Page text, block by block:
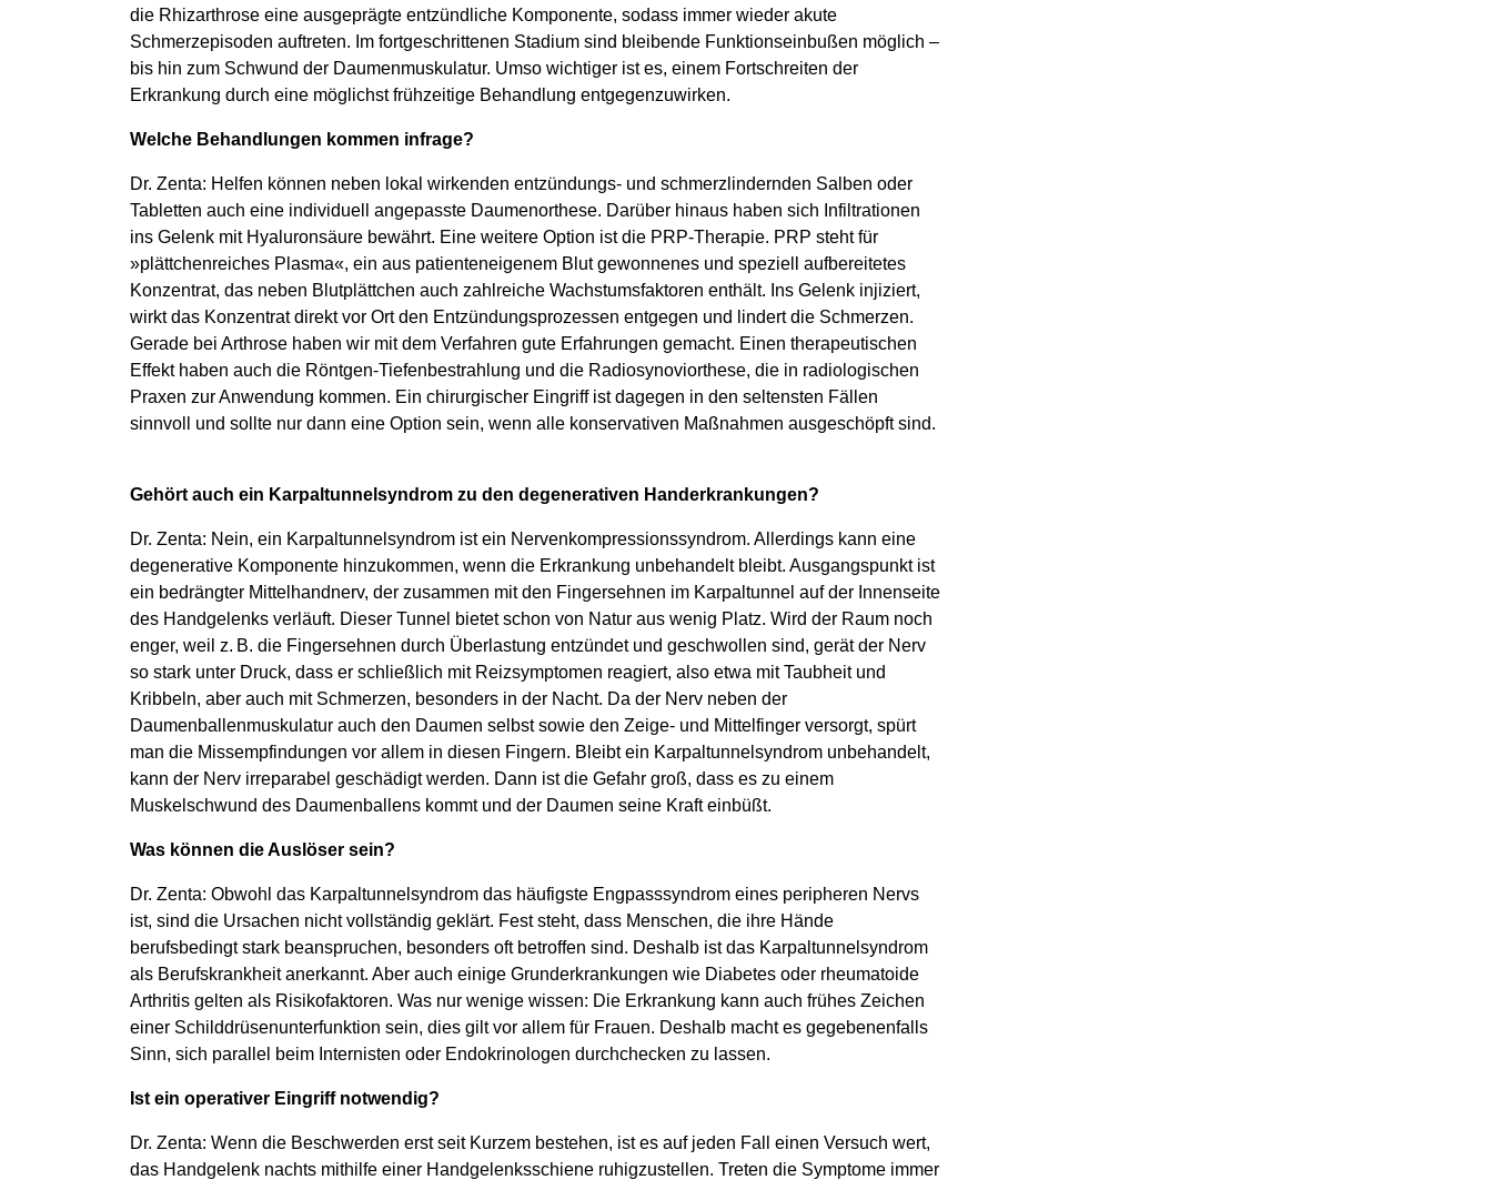
die Rhizarthrose eine ausgeprägte entzündliche Komponente, sodass immer wieder akute
Schmerzepisoden auftreten. Im fortgeschrittenen Stadium sind bleibende Funktionseinbußen möglich –
bis hin zum Schwund der Daumenmuskulatur. Umso wichtiger ist es, einem Fortschreiten der
Erkrankung durch eine möglichst frühzeitige Behandlung entgegenzuwirken.
Welche Behandlungen kommen infrage?
Dr. Zenta: Helfen können neben lokal wirkenden entzündungs- und schmerzlindernden Salben oder
Tabletten auch eine individuell angepasste Daumenorthese. Darüber hinaus haben sich Infiltrationen
ins Gelenk mit Hyaluronsäure bewährt. Eine weitere Option ist die PRP-Therapie. PRP steht für
»plättchenreiches Plasma«, ein aus patienteneigenem Blut gewonnenes und speziell aufbereitetes
Konzentrat, das neben Blutplättchen auch zahlreiche Wachstumsfaktoren enthält. Ins Gelenk injiziert,
wirkt das Konzentrat direkt vor Ort den Entzündungsprozessen entgegen und lindert die Schmerzen.
Gerade bei Arthrose haben wir mit dem Verfahren gute Erfahrungen gemacht. Einen therapeutischen
Effekt haben auch die Röntgen-Tiefenbestrahlung und die Radiosynoviorthese, die in radiologischen
Praxen zur Anwendung kommen. Ein chirurgischer Eingriff ist dagegen in den seltensten Fällen
sinnvoll und sollte nur dann eine Option sein, wenn alle konservativen Maßnahmen ausgeschöpft sind.
Gehört auch ein Karpaltunnelsyndrom zu den degenerativen Handerkrankungen?
Dr. Zenta: Nein, ein Karpaltunnelsyndrom ist ein Nervenkompressionssyndrom. Allerdings kann eine
degenerative Komponente hinzukommen, wenn die Erkrankung unbehandelt bleibt. Ausgangspunkt ist
ein bedrängter Mittelhandnerv, der zusammen mit den Fingersehnen im Karpaltunnel auf der Innenseite
des Handgelenks verläuft. Dieser Tunnel bietet schon von Natur aus wenig Platz. Wird der Raum noch
enger, weil z. B. die Fingersehnen durch Überlastung entzündet und geschwollen sind, gerät der Nerv
so stark unter Druck, dass er schließlich mit Reizsymptomen reagiert, also etwa mit Taubheit und
Kribbeln, aber auch mit Schmerzen, besonders in der Nacht. Da der Nerv neben der
Daumenballenmuskulatur auch den Daumen selbst sowie den Zeige- und Mittelfinger versorgt, spürt
man die Missempfindungen vor allem in diesen Fingern. Bleibt ein Karpaltunnelsyndrom unbehandelt,
kann der Nerv irreparabel geschädigt werden. Dann ist die Gefahr groß, dass es zu einem
Muskelschwund des Daumenballens kommt und der Daumen seine Kraft einbüßt.
Was können die Auslöser sein?
Dr. Zenta: Obwohl das Karpaltunnelsyndrom das häufigste Engpasssyndrom eines peripheren Nervs
ist, sind die Ursachen nicht vollständig geklärt. Fest steht, dass Menschen, die ihre Hände
berufsbedingt stark beanspruchen, besonders oft betroffen sind. Deshalb ist das Karpaltunnelsyndrom
als Berufskrankheit anerkannt. Aber auch einige Grunderkrankungen wie Diabetes oder rheumatoide
Arthritis gelten als Risikofaktoren. Was nur wenige wissen: Die Erkrankung kann auch frühes Zeichen
einer Schilddrüsenunterfunktion sein, dies gilt vor allem für Frauen. Deshalb macht es gegebenenfalls
Sinn, sich parallel beim Internisten oder Endokrinologen durchchecken zu lassen.
Ist ein operativer Eingriff notwendig?
Dr. Zenta: Wenn die Beschwerden erst seit Kurzem bestehen, ist es auf jeden Fall einen Versuch wert,
das Handgelenk nachts mithilfe einer Handgelenksschiene ruhigzustellen. Treten die Symptome immer